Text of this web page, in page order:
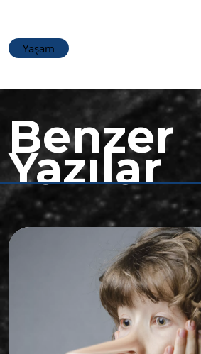
Yaşam
Benzer
Yazılar